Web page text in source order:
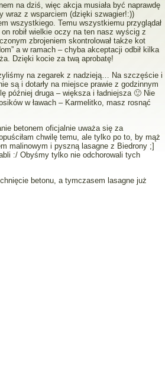
na dziś, więc akcja musiała być naprawdę
wraz z wsparciem (dzięki szwagier!:))
wszystkiego. Temu wszystkiemu przyglądał
robił wielkie oczy na ten nasz wyścig z
zbrojeniem skontrolował także kot
a w ramach – chyba akceptacji odbił kilka
Dzięki kocie za twą aprobatę!
na zegarek z nadzieją… Na szczęście i
są i dotarły na miejsce prawie z godzinnym
później druga – większa i ładniejsza 🙂 Nie
w ławach – Karmelitko, masz rosnąć
betonem oficjalnie uważa się za
chwilę temu, ale tylko po to, by mąż
malinowym i pyszną lasagne z Biedrony ;]
:/ Obyśmy tylko nie odchorowali tych
betonu, a tymczasem lasagne już